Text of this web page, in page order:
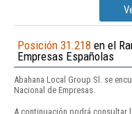
Posición 31.218 en el
Empresas Españolas
Abahana Local Group Sl. se
Nacional de Empresas.
A continuación podrá consultar